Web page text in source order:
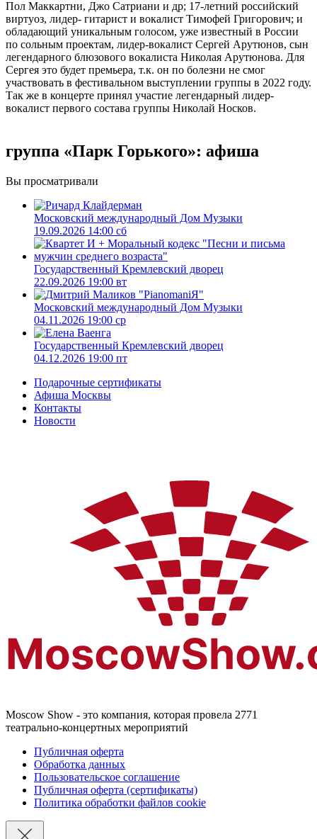
Пол Маккартни, Джо Сатриани и др; 17-летний российский
виртуоз, лидер- гитарист и вокалист Тимофей Григорович; и
обладающий уникальным голосом, уже известный в России
по сольным проектам, лидер-вокалист Сергей Арутюнов, сын
легендарного блюзового вокалиста Николая Арутюнова. Для
Сергея это будет премьера, т.к. он по болезни не смог
участвовать в фестивальном выступлении группы в 2022 году.
Так же в концерте принял участие легендарный лидер-
вокалист первого состава группы Николай Носков.
группа «Парк Горького»: афиша
Вы просматривали
Московский международный Дом Музыки
19.09.2026 14:00 сб
Государственный Кремлевский дворец
22.09.2026 19:00 вт
Московский международный Дом Музыки
04.11.2026 19:00 ср
Государственный Кремлевский дворец
04.12.2026 19:00 пт
Подарочные сертификаты
Афиша Москвы
Контакты
Новости
Moscow Show - это компания, которая провела 2771
театрально-концертных мероприятий
Публичная оферта
Обработка данных
Пользовательское соглашение
Публичная оферта (сертификаты)
Политика обработки файлов cookie